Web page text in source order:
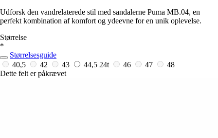
Udforsk den vandrelaterede stil med sandalerne Puma MB.04, en
perfekt kombination af komfort og ydeevne for en unik oplevelse.
Størrelse
*
Størrelsesguide
40,5
42 43 44,5 24t 46 47
48
Dette felt er påkrævet